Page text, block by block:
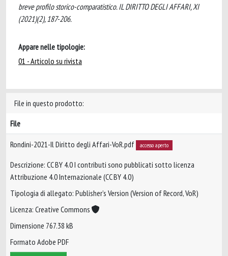
breve profilo storico-comparatistico. IL DIRITTO DEGLI AFFARI, XI
(2021)(2), 187-206.
Appare nelle tipologie:
01 - Articolo su rivista
File in questo prodotto:
File
Rondini-2021-Il Diritto degli Affari-VoR.pdf accesso aperto
Descrizione: CC BY 4.0 I contributi sono pubblicati sotto licenza
Attribuzione 4.0 Internazionale (CC BY 4.0)
Tipologia di allegato: Publisher’s Version (Version of Record, VoR)
Licenza: Creative Commons
Dimensione 767.38 kB
Formato Adobe PDF